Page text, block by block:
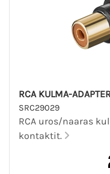
RCA KULMA-
SRC29029
RCA uros/naaras
kontaktit.